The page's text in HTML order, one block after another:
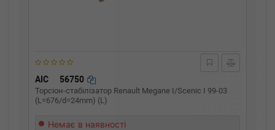
AIC 56750
Торсіон-стабілізатор Renault Megane I/Scenic I 99-03
(L=676/d=24mm) (L)
Немає в наявності